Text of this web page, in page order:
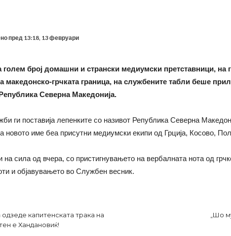
пред13:18, 13 февруари
голем број домашни и странски медиумски претставници, на
македонско-грчката граница, на службените табли беше
Северна Македонија.
ги поставија лепенките со називот Република Северна
новото име беа присутни медиумски екипи од Грција, Косово,
на сила од вчера, со пристигнувањето на вербалната нота од
и објавувањето во Службен весник.
капитенската трака на
е Хандановиќ!
„Шо